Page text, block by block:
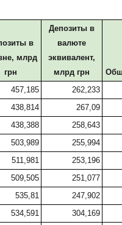
в
млрд
грн
Депозиты в
валюте
эквивалент,
млрд грн
457,185
262,233
438,814
267,09
438,388
258,643
503,989
255,994
511,981
253,196
509,505
251,077
535,81
247,902
534,591
304,169